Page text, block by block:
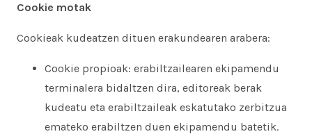
Cookie motak
Cookieak kudeatzen dituen erakundearen arabera:
Cookie propioak: erabiltzailearen ekipamendu
terminalera bidaltzen dira, editoreak berak
kudeatu eta erabiltzaileak eskatutako zerbitzua
emateko erabiltzen duen ekipamendu batetik.